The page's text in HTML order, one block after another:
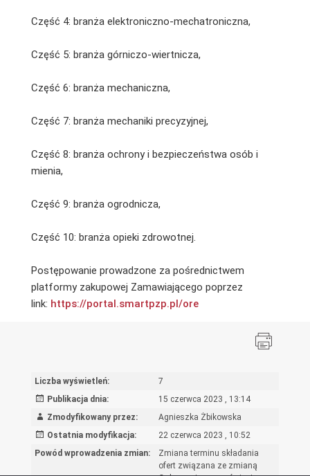
Część 4: branża elektroniczno-mechatroniczna,
Część 5: branża górniczo-wiertnicza,
Część 6: branża mechaniczna,
Część 7: branża mechaniki precyzyjnej,
Część 8: branża ochrony i bezpieczeństwa osób i
mienia,
Część 9: branża ogrodnicza,
Część 10: branża opieki zdrowotnej.
Postępowanie prowadzone za pośrednictwem
platformy zakupowej Zamawiającego poprzez
link: https://portal.smartpzp.pl/ore
Liczba wyświetleń:
7
Publikacja dnia:
15 czerwca 2023 , 13:14
Zmodyfikowany przez:
Agnieszka Żbikowska
Ostatnia modyfikacja:
22 czerwca 2023 , 10:52
Powód wprowadzenia zmian:
Zmiana terminu składania
ofert związana ze zmianą